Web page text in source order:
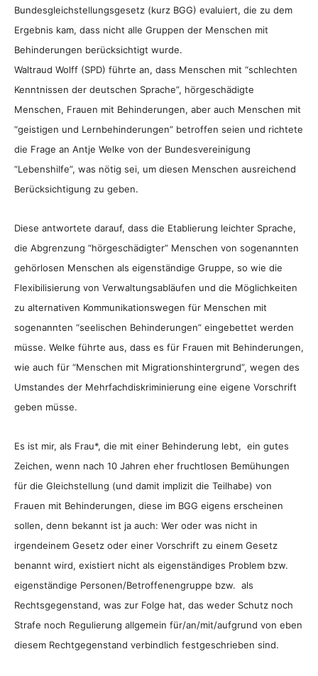
Bundesgleichstellungsgesetz (kurz BGG) evaluiert, die zu dem
Ergebnis kam, dass nicht alle Gruppen der Menschen mit
Behinderungen berücksichtigt wurde.
Waltraud Wolff (SPD) führte an, dass Menschen mit “schlechten
Kenntnissen der deutschen Sprache”, hörgeschädigte
Menschen, Frauen mit Behinderungen, aber auch Menschen mit
“geistigen und Lernbehinderungen” betroffen seien und richtete
die Frage an Antje Welke von der Bundesvereinigung
“Lebenshilfe”, was nötig sei, um diesen Menschen ausreichend
Berücksichtigung zu geben.
Diese antwortete darauf, dass die Etablierung leichter Sprache,
die Abgrenzung “hörgeschädigter” Menschen von sogenannten
gehörlosen Menschen als eigenständige Gruppe, so wie die
Flexibilisierung von Verwaltungsabläufen und die Möglichkeiten
zu alternativen Kommunikationswegen für Menschen mit
sogenannten “seelischen Behinderungen” eingebettet werden
müsse. Welke führte aus, dass es für Frauen mit Behinderungen,
wie auch für “Menschen mit Migrationshintergrund”, wegen des
Umstandes der Mehrfachdiskriminierung eine eigene Vorschrift
geben müsse.
Es ist mir, als Frau*, die mit einer Behinderung lebt, ein gutes
Zeichen, wenn nach 10 Jahren eher fruchtlosen Bemühungen
für die Gleichstellung (und damit implizit die Teilhabe) von
Frauen mit Behinderungen, diese im BGG eigens erscheinen
sollen, denn bekannt ist ja auch: Wer oder was nicht in
irgendeinem Gesetz oder einer Vorschrift zu einem Gesetz
benannt wird, existiert nicht als eigenständiges Problem bzw.
eigenständige Personen/Betroffenengruppe bzw. als
Rechtsgegenstand, was zur Folge hat, das weder Schutz noch
Strafe noch Regulierung allgemein für/an/mit/aufgrund von eben
diesem Rechtgegenstand verbindlich festgeschrieben sind.